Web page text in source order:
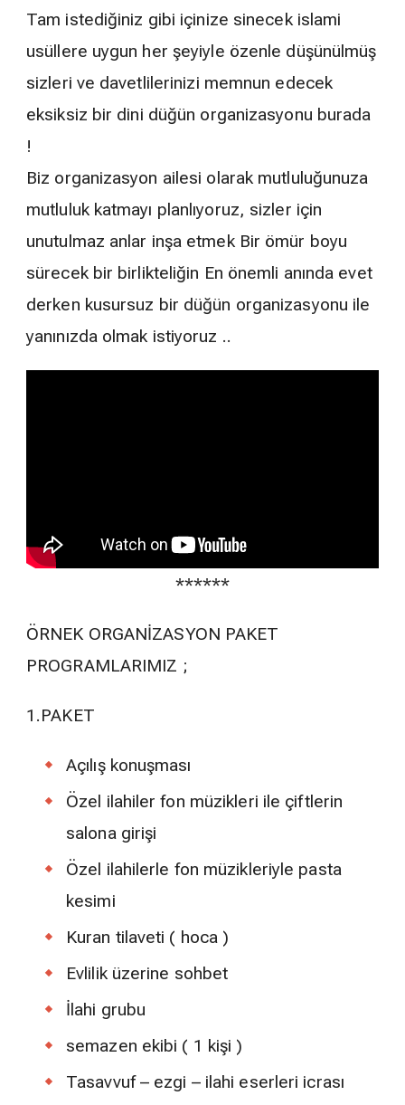
Tam istediğiniz gibi içinize sinecek islami
usüllere uygun her şeyiyle özenle düşünülmüş
sizleri ve davetlilerinizi memnun edecek
eksiksiz bir dini düğün organizasyonu burada
!
Biz organizasyon ailesi olarak mutluluğunuza
mutluluk katmayı planlıyoruz, sizler için
unutulmaz anlar inşa etmek Bir ömür boyu
sürecek bir birlikteliğin En önemli anında evet
derken kusursuz bir düğün organizasyonu ile
yanınızda olmak istiyoruz ..
******
ÖRNEK ORGANİZASYON PAKET
PROGRAMLARIMIZ ;
1.PAKET
Açılış konuşması
Özel ilahiler fon müzikleri ile çiftlerin
salona girişi
Özel ilahilerle fon müzikleriyle pasta
kesimi
Kuran tilaveti ( hoca )
Evlilik üzerine sohbet
İlahi grubu
semazen ekibi ( 1 kişi )
Tasavvuf – ezgi – ilahi eserleri icrası